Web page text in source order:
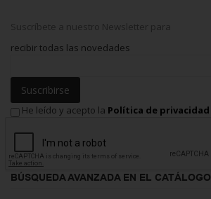
Suscríbete a nuestro Newsletter para
recibir todas las novedades
Suscribirse
He leído y acepto la Política de privacidad
BÚSQUEDA AVANZADA EN EL CATÁLOGO